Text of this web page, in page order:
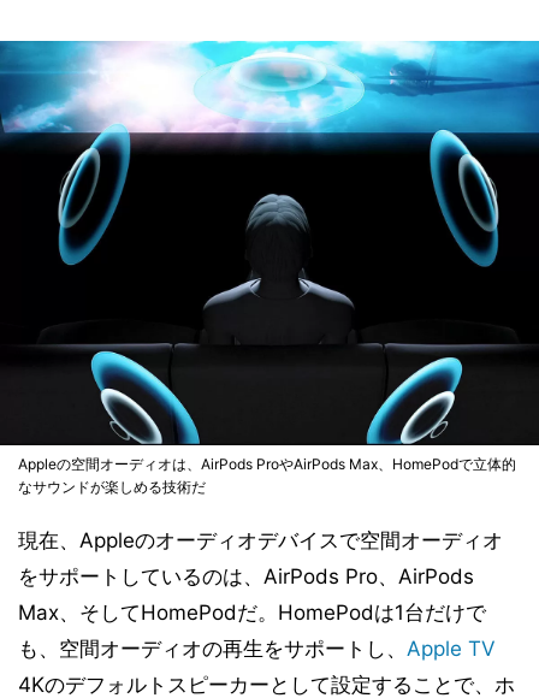
Appleの空間オーディオは、AirPods ProやAirPods Max、HomePodで立体的
なサウンドが楽しめる技術だ
現在、Appleのオーディオデバイスで空間オーディオ
をサポートしているのは、AirPods Pro、AirPods
Max、そしてHomePodだ。HomePodは1台だけで
も、空間オーディオの再生をサポートし、 Apple TV
4Kのデフォルトスピーカーとして設定することで、ホ